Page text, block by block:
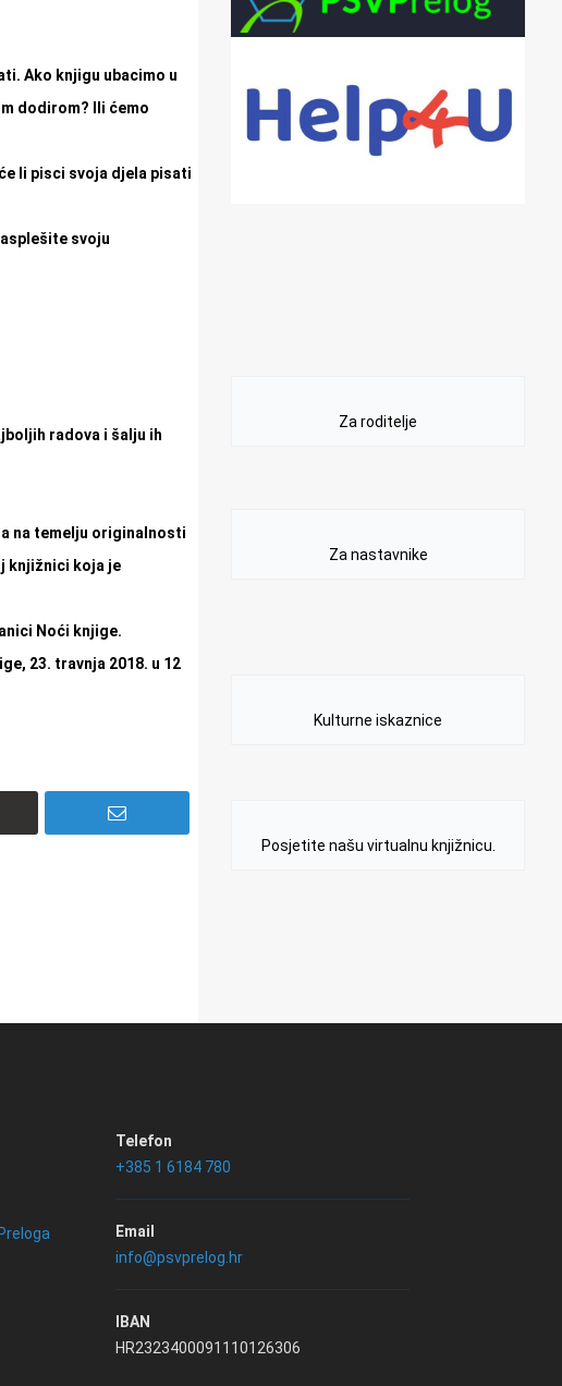
Ako knjigu ubacimo u
dodirom? Ili ćemo
li pisci svoja djela pisati
svoju
radova i šalju ih
na temelju originalnosti
knjižnici koja je
Noći knjige.
23. travnja 2018. u 12
Za roditelje
Za nastavnike
Kulturne iskaznice
Posjetite našu virtualnu knjižnicu.
Telefon
+385 1 6184 780
Email
info@psvprelog.hr
IBAN
HR2323400091110126306